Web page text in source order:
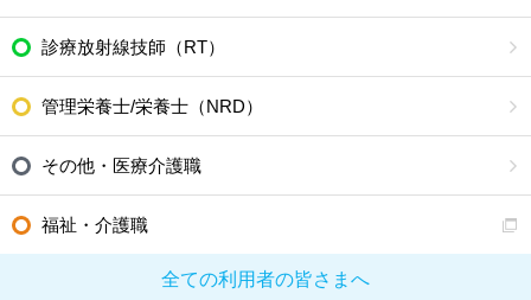
診療放射線技師（RT）
管理栄養士/栄養士（NRD）
その他・医療介護職
福祉・介護職
全ての利用者の皆さまへ